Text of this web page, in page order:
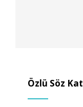
Özlü Söz